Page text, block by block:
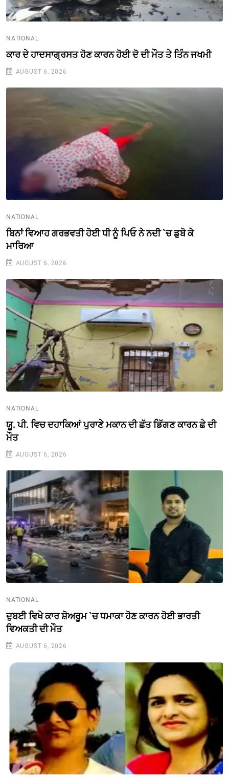
NATIONAL
ਕਾਰ ਦੇ ਹਾਦਸਾਗ੍ਰਸਤ ਹੋਣ ਕਾਰਨ ਹੋਈ ਦੋ ਦੀ ਮੌਤ ਤੇ ਤਿੰਨ ਜਖਮੀ
AUGUST 6, 2026
NATIONAL
ਬਿਨਾਂ ਵਿਆਹ ਗਰਭਵਤੀ ਹੋਈ ਧੀ ਨੂੰ ਪਿਓ ਨੇ ਨਦੀ `ਚ ਡੁਬੋ ਕੇ
ਮਾਰਿਆ
AUGUST 6, 2026
NATIONAL
ਯੂ. ਪੀ. ਵਿਚ ਦਹਾਕਿਆਂ ਪੁਰਾਣੇ ਮਕਾਨ ਦੀ ਛੱਤ ਡਿੱਗਣ ਕਾਰਨ ਛੇ ਦੀ
ਮੌਤ
AUGUST 6, 2026
NATIONAL
ਦੁਬਈ ਵਿਖੇ ਕਾਰ ਸ਼ੋਅਰੂਮ `ਚ ਧਮਾਕਾ ਹੋਣ ਕਾਰਨ ਹੋਈ ਭਾਰਤੀ
ਵਿਅਕਤੀ ਦੀ ਮੌਤ
AUGUST 6, 2026